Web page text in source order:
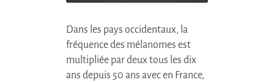
Dans les pays occidentaux, la
fréquence des mélanomes est
multipliée par deux tous les dix
ans depuis 50 ans avec en France,